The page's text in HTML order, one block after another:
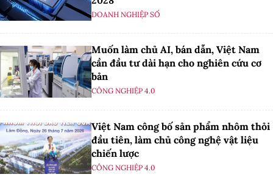
DOANH NGHIỆP SỐ
Muốn làm chủ AI, bán dẫn, Việt Nam
cần đầu tư dài hạn cho nghiên cứu cơ
bản
CÔNG NGHIỆP 4.0
Việt Nam công bố sản phẩm nhôm thỏi
đầu tiên, làm chủ công nghệ vật liệu
chiến lược
CÔNG NGHIỆP 4.0